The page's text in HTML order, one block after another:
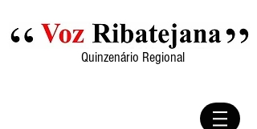
Quinzenário Regional